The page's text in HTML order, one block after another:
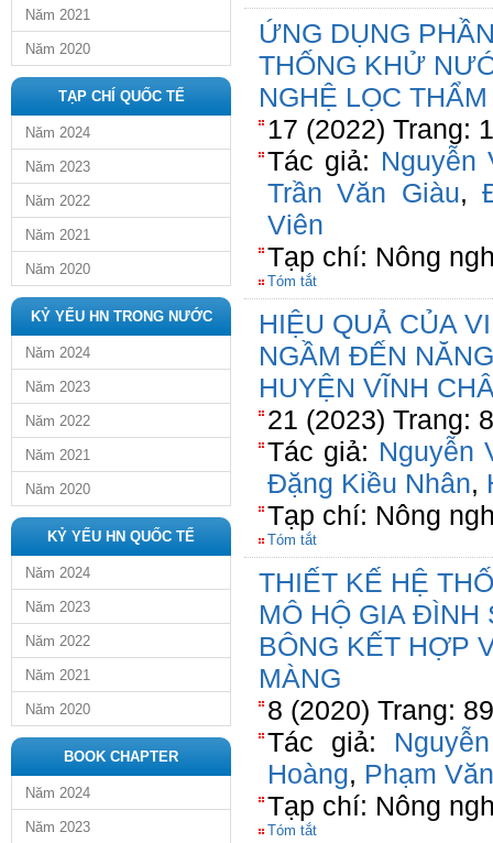
Năm 2021
Năm 2020
TẠP CHÍ QUỐC TẾ
Năm 2024
Năm 2023
Năm 2022
Năm 2021
Năm 2020
KỶ YẾU HN TRONG NƯỚC
Năm 2024
Năm 2023
Năm 2022
Năm 2021
Năm 2020
KỶ YẾU HN QUỐC TẾ
Năm 2024
Năm 2023
Năm 2022
Năm 2021
Năm 2020
BOOK CHAPTER
Năm 2024
Năm 2023
ỨNG DỤNG
THỐNG KHỬ
NGHỆ LỌC
17 (2022) Trang:
Tác giả: Nguyễn
Trần Văn Giàu,
Viên
Tạp chí: Nông
Tóm tắt
HIỆU QUẢ CỦA
NGẦM ĐẾN
HUYỆN VĨNH
21 (2023) Trang:
Tác giả: Nguyễn
Đặng Kiều Nhân,
Tạp chí: Nông
Tóm tắt
THIẾT KẾ HỆ
MÔ HỘ GIA ĐÌNH
BÔNG KẾT HỢP
MÀNG
8 (2020) Trang:
Tác giả:
Hoàng, Phạm
Tạp chí: Nông
Tóm tắt